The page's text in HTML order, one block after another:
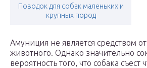
Поводок для собак маленьких и
крупных пород
Амуниция не является средством
животного. Однако значительно
вероятность того, что собака съест